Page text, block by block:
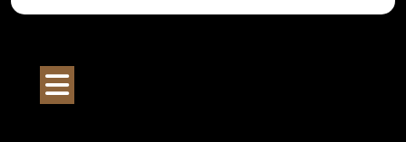
Перейти